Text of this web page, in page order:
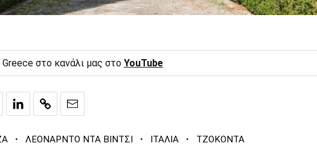
στο κανάλι μας στο YouTube
· ΛΕΟΝΑΡΝΤΟ ΝΤΑ ΒΙΝΤΣΙ · ΙΤΑΛΙΑ · ΤΖΟΚΟΝΤΑ